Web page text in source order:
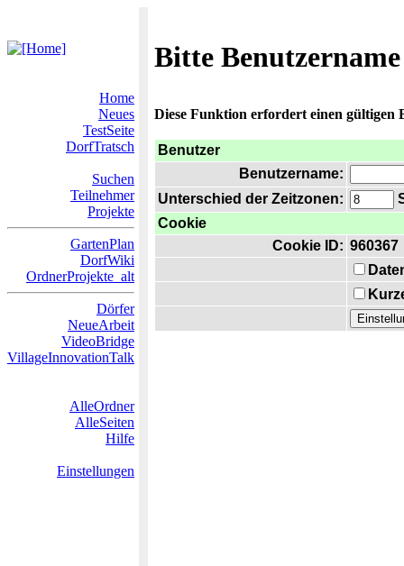
Bitte
Home
Neues
TestSeite
DorfTratsch
Suchen
Teilnehmer
Projekte
GartenPlan
DorfWiki
OrdnerProjekte_alt
Dörfer
NeueArbeit
VideoBridge
VillageInnovationTalk
AlleOrdner
AlleSeiten
Hilfe
Einstellungen
Diese Funktion erfordert einen gültigen
Benutzer
Benutzername:
Unterschied der Zeitzonen:
Cookie
Cookie ID: 960367